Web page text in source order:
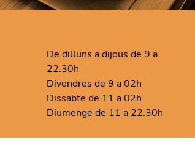
De dilluns a dijous de 9 a
22.30h
Divendres de 9 a 02h
Dissabte de 11 a 02h
Diumenge de 11 a 22.30h